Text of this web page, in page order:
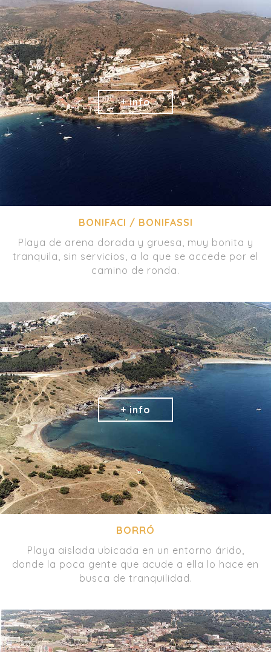
BONIFACI / BONIFASSI
Playa de arena dorada y gruesa, muy bonita y
tranquila, sin servicios, a la que se accede por el
camino de ronda.
BORRÓ
Playa aislada ubicada en un entorno árido,
donde la poca gente que acude a ella lo hace en
busca de tranquilidad.